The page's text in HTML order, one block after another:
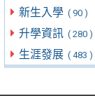
新生入學 ( 90 )
升學資訊 ( 280 )
生涯發展 ( 483 )